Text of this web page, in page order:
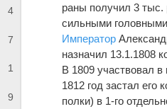
4
7
1
9
раны получил 3
сильными
Император
назначил 13.1.1808
В 1809 участвовал
1812 год застал его
полки) в 1-го